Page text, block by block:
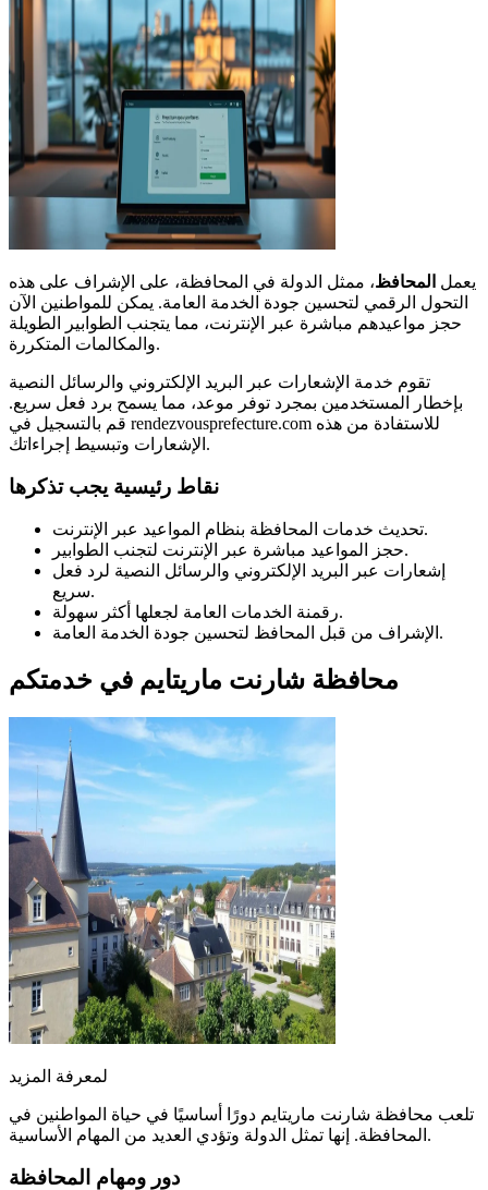
يعمل المحافظ، ممثل الدولة في المحافظة، على الإشراف على هذه
التحول الرقمي لتحسين جودة الخدمة العامة. يمكن للمواطنين الآن
حجز مواعيدهم مباشرة عبر الإنترنت، مما يتجنب الطوابير الطويلة
والمكالمات المتكررة.
تقوم خدمة الإشعارات عبر البريد الإلكتروني والرسائل النصية
بإخطار المستخدمين بمجرد توفر موعد، مما يسمح برد فعل سريع.
قم بالتسجيل في rendezvousprefecture.com للاستفادة من هذه
الإشعارات وتبسيط إجراءاتك.
نقاط رئيسية يجب تذكرها
تحديث خدمات المحافظة بنظام المواعيد عبر الإنترنت.
حجز المواعيد مباشرة عبر الإنترنت لتجنب الطوابير.
إشعارات عبر البريد الإلكتروني والرسائل النصية لرد فعل
سريع.
رقمنة الخدمات العامة لجعلها أكثر سهولة.
الإشراف من قبل المحافظ لتحسين جودة الخدمة العامة.
محافظة شارنت ماريتايم في خدمتكم
لمعرفة المزيد
تلعب محافظة شارنت ماريتايم دورًا أساسيًا في حياة المواطنين في
المحافظة. إنها تمثل الدولة وتؤدي العديد من المهام الأساسية.
دور ومهام المحافظة